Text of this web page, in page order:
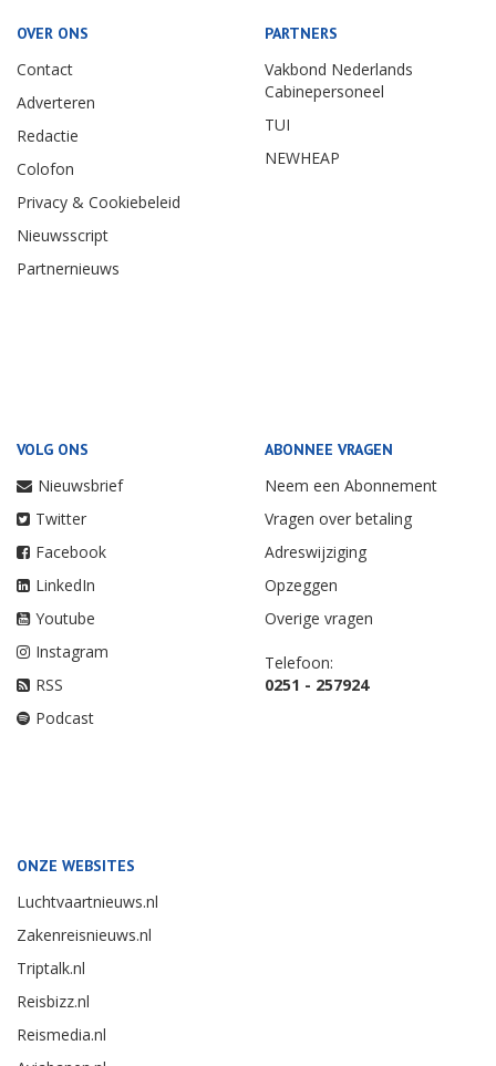
OVER ONS
Contact
Adverteren
Redactie
Colofon
Privacy & Cookiebeleid
Nieuwsscript
Partnernieuws
PARTNERS
Vakbond Nederlands
Cabinepersoneel
TUI
NEWHEAP
VOLG ONS
Nieuwsbrief
Twitter
Facebook
LinkedIn
Youtube
Instagram
RSS
Podcast
ABONNEE VRAGEN
Neem een Abonnement
Vragen over betaling
Adreswijziging
Opzeggen
Overige vragen
Telefoon:
0251 - 257924
ONZE WEBSITES
Luchtvaartnieuws.nl
Zakenreisnieuws.nl
Triptalk.nl
Reisbizz.nl
Reismedia.nl